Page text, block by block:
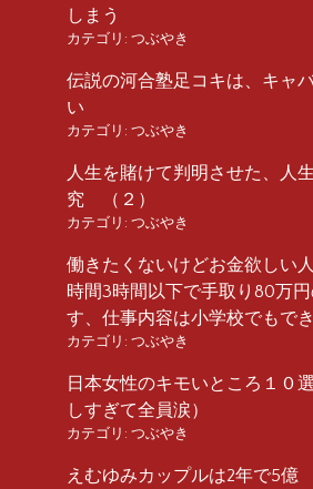
しまう
カテゴリ: つぶやき
伝説の河合塾足コキは、キャ
い
カテゴリ: つぶやき
人生を賭けて判明させた、人
究 （２）
カテゴリ: つぶやき
働きたくないけどお金欲しい
時間3時間以下で手取り80万
す、仕事内容は小学校でもでき
カテゴリ: つぶやき
日本女性のキモいところ１０
しすぎて全員涙）
カテゴリ: つぶやき
えむゆみカップルは2年で5億